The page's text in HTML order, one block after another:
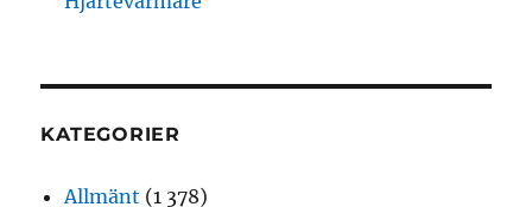
KATEGORIER
Allmänt (1 378)